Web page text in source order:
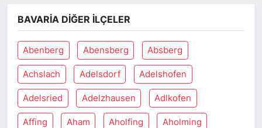
BAVARIA DIĞER İLÇELER
Abenberg Abensberg Absberg
Achslach Adelsdorf Adelshofen
Adelsried Adelzhausen Adlkofen
Affing Aham Aholfing Aholming